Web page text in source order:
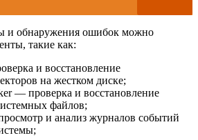
и обнаружения ошибок можно
такие как:
и восстановление
на жестком диске;
— проверка и восстановление
файлов;
и анализ журналов событий